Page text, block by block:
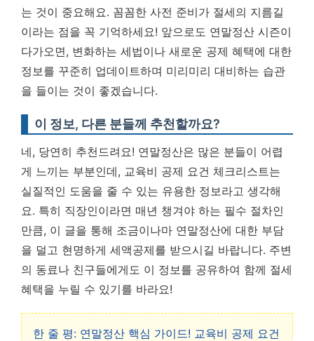
는 것이 중요해요. 꼼꼼한 사전 준비가 절세의 지름길
이라는 점을 꼭 기억하세요! 앞으로도 연말정산 시즌이
다가오면, 변화하는 세법이나 새로운 공제 혜택에 대한
정보를 꾸준히 업데이트하며 미리미리 대비하는 습관
을 들이는 것이 좋겠습니다.
이 정보, 다른 분들께 추천할까요?
네, 당연히 추천드려요! 연말정산은 많은 분들이 어렵
게 느끼는 부분인데, 교육비 공제 요건 체크리스트는
실질적인 도움을 줄 수 있는 유용한 정보라고 생각해
요. 특히 직장인이라면 매년 챙겨야 하는 필수 절차인
만큼, 이 글을 통해 조금이나마 연말정산에 대한 부담
을 덜고 현명하게 세액공제를 받으시길 바랍니다. 주변
의 동료나 친구들에게도 이 정보를 공유하여 함께 절세
혜택을 누릴 수 있기를 바라요!
한 줄 평: 연말정산 핵심 가이드! 교육비 공제 요건